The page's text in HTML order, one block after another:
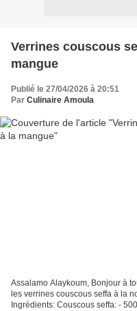
Verrines couscous
mangue
Publié le 27/04/2026 à 20:51
Par Culinaire Amoula
Assalamo Alaykoum, Bonjour à
les verrines couscous seffa à la
Ingrédients: Couscous seffa: -